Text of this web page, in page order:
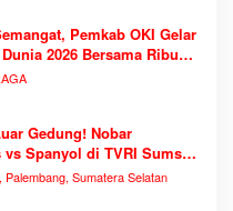
Pemkab OKI Gelar
2026 Bersama Ribuan
Gedung! Nobar
Spanyol di TVRI Sumsel
AntusiasmeSumatera Selatan